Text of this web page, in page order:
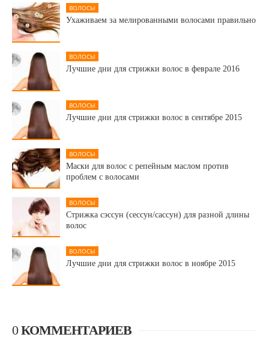
ВОЛОСЫ
Ухаживаем за мелированными волосами правильно
ВОЛОСЫ
Лучшие дни для стрижки волос в феврале 2016
ВОЛОСЫ
Лучшие дни для стрижки волос в сентябре 2015
ВОЛОСЫ
Маски для волос с репейным маслом против
проблем с волосами
ВОЛОСЫ
Стрижка сэссун (сессун/сассун) для разной длины
волос
ВОЛОСЫ
Лучшие дни для стрижки волос в ноябре 2015
0КОММЕНТАРИЕВ